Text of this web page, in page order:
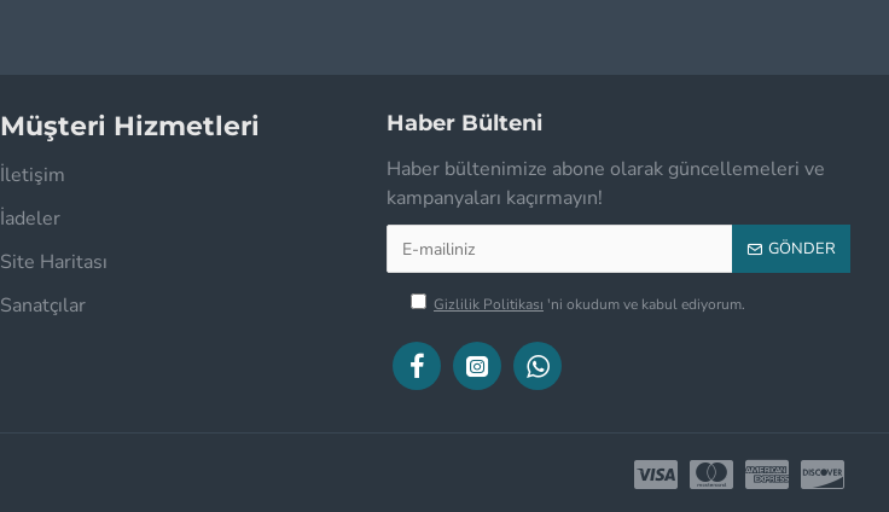
Müşteri Hizmetleri
İletişim
İadeler
Site Haritası
Sanatçılar
Haber Bülteni
Haber bültenimize abone olarak güncellemeleri ve
kampanyaları kaçırmayın!
GÖNDER
Gizlilik Politikası 'ni okudum ve kabul ediyorum.